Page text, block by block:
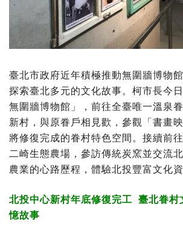
臺北市政府近年積極推動無圍牆博物
探索臺北多元的文化故事。柯市長今
無圍牆博物館」，前往全臺唯一溫泉
新村，與原眷戶相見歡，參觀「書畫
將修復完成的眷村特色空間。接續前
二崎生態農場，參訪傳統炭窯並交流
農業的心路歷程，體驗北投豐富文化
北投中心新村年底修復完工 臺北眷村
憶故事